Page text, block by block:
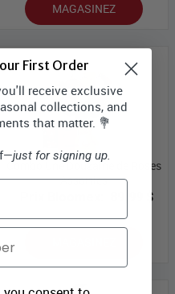
MAGASINEZ
Combo Une Douzaine de Roses
Assorties
89,99 $
First Order
receive exclusive
collections, and
that matter. 💐
just for signing up.